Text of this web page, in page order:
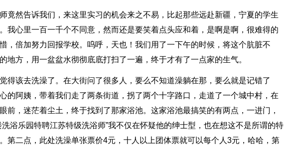
竟然告诉我们，来这里实习的机会来之不易，比起那些远赴新疆，宁夏的学生
我心里一百一千个不同意，然而还是要笑着点头应和着，是啊是啊，很难得的
，倍加努力回报学校。呜呼，天也！我们用了一下午的时候，将这个肮脏不
地方，用一盆盆水彻彻底底打扫了一遍，终于才有了一点家的生气。
得该去洗澡了。在大街问了很多人，要么不知道澡躺在那，要么就是记错了
的阿姨，带着我们走了两条街道，拐了两个十字路口，走道了一个城中村，在
前，迷茫着尘土，终于找到了那家浴池。这家浴池最搞笑的有两点，一进门，
洗浴乐园特聘江苏特级洗浴师”我不仅在怀疑他的绅士型，也在想这不是所谓的特
第二点，此处洗澡单张票价4元，十人以上团体票就可以每个人3元，哈哈，第